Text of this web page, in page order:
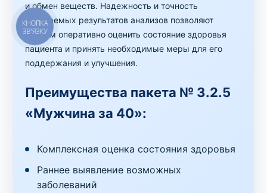
и обмен веществ. Надежность и точность
получаемых результатов анализов позволяют
врачам оперативно оценить состояние здоровья
пациента и принять необходимые меры для его
поддержания и улучшения.
Преимущества пакета № 3.2.5
«Мужчина за 40»:
Комплексная оценка состояния здоровья
Раннее выявление возможных
заболеваний